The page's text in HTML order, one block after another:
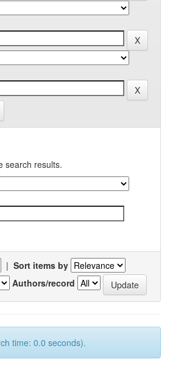
search results.
| Sort items by
Authors/record
time: 0.0 seconds).